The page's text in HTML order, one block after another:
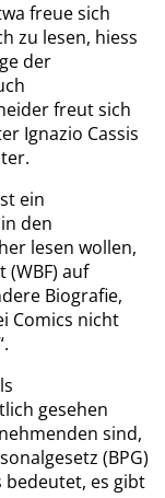
freue sich
zu lesen, hiess
der
freut sich
Ignazio Cassis
ein
den
lesen wollen,
auf
Biografie,
Comics nicht
gesehen
sind,
(BPG)
bedeutet, es gibt